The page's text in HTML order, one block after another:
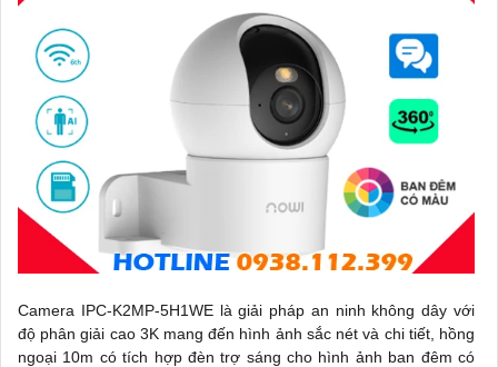
Camera IPC-K2MP-5H1WE là giải pháp an ninh không dây với
độ phân giải cao 3K mang đến hình ảnh sắc nét và chi tiết, hồng
ngoại 10m có tích hợp đèn trợ sáng cho hình ảnh ban đêm có